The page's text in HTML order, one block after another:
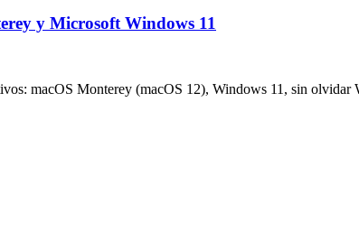
y Microsoft Windows 11
macOS Monterey (macOS 12), Windows 11, sin olvidar